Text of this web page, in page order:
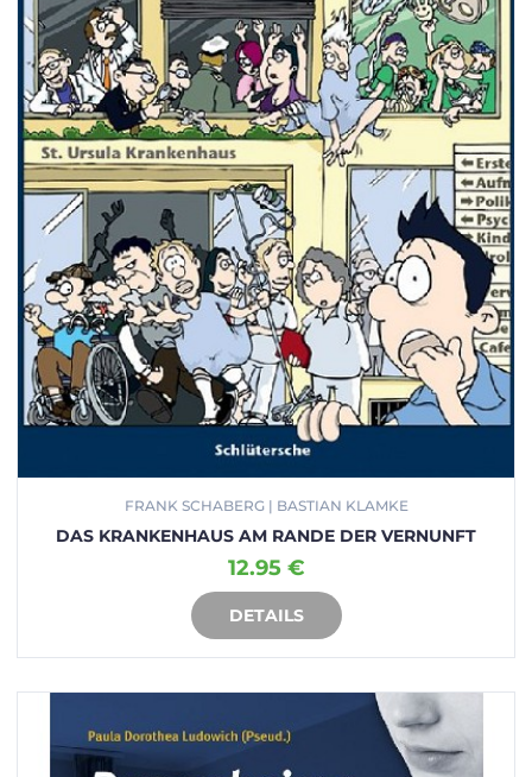
FRANK SCHABERG | BASTIAN KLAMKE
DAS KRANKENHAUS AM RANDE DER VERNUNFT
12.95 €
DETAILS
IN DEN WARENKORB